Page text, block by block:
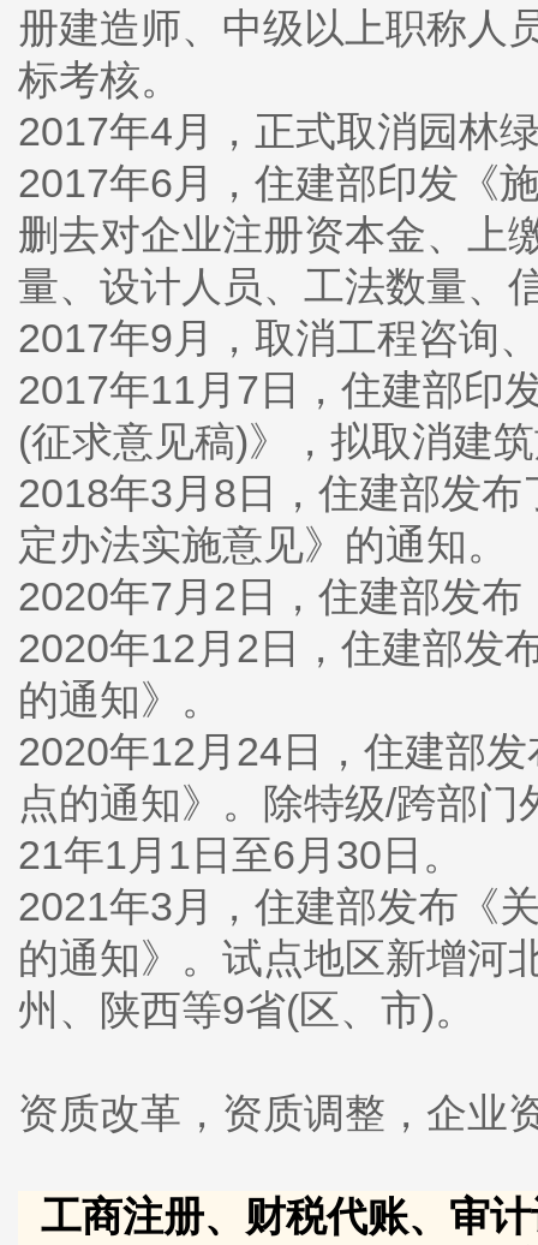
册建造师、中级以上职称人
标考核。
2017年4月，正式取消园林
2017年6月，住建部印发《
删去对企业注册资本金、上
量、设计人员、工法数量、
2017年9月，取消工程咨询
2017年11月7日，住建部印
(征求意见稿)》，拟取消建
2018年3月8日，住建部发
定办法实施意见》的通知。
2020年7月2日，住建部发
2020年12月2日，住建部发
的通知》。
2020年12月24日，住建部
点的通知》。除特级/跨部
21年1月1日至6月30日。
2021年3月，住建部发布《
的通知》。试点地区新增河
州、陕西等9省(区、市)。
资质改革，资质调整，企业
工商注册、财税代账、审